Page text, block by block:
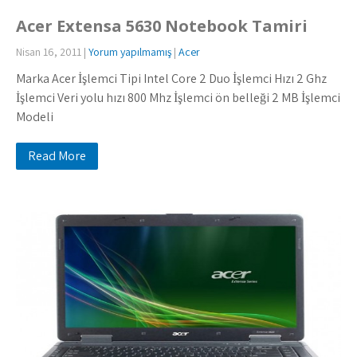
Acer Extensa 5630 Notebook Tamiri
Nisan 16, 2011 | Yorum yapılmamış | Acer
Marka Acer İşlemci Tipi Intel Core 2 Duo İşlemci Hızı 2 Ghz
İşlemci Veri yolu hızı 800 Mhz İşlemci ön belleği 2 MB İşlemci
Modeli
Read More